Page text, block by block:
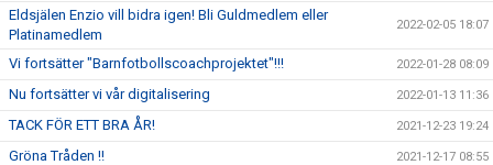
Eldsjälen Enzio vill bidra igen! Bli Guldmedlem eller
Platinamedlem
2022-02-05 18:07
Vi fortsätter "Barnfotbollscoachprojektet"!!! 2022-01-28 08:09
Nu fortsätter vi vår digitalisering 2022-01-13 11:36
TACK FÖR ETT BRA ÅR! 2021-12-23 19:24
Gröna Tråden !! 2021-12-17 08:55